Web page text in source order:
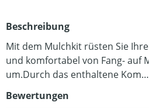
Beschreibung
Mit dem Mulchkit rüsten Sie
und komfortabel von Fang- auf
um.Durch das enthaltene Kom…
Bewertungen